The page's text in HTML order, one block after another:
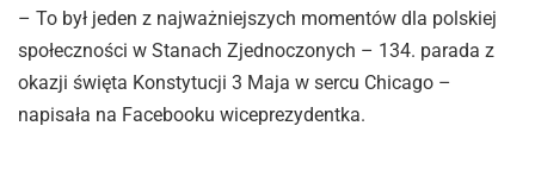
– To był jeden z najważniejszych momentów dla polskiej
społeczności w Stanach Zjednoczonych – 134. parada z
okazji święta Konstytucji 3 Maja w sercu Chicago –
napisała na Facebooku wiceprezydentka.